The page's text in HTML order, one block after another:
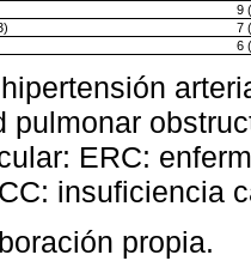
9
7
6
pulmonar
ERC:
insuficiencia
propia.